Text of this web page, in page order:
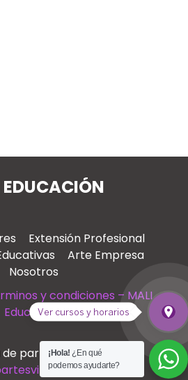
Extensión Profesional
Arte Empresa
Nosotros
y condiciones – MALI
Educación
de partes virtual
¡Hola! ¿En qué
podemos ayudarte?
Ver
place
Ver cursos y horarios